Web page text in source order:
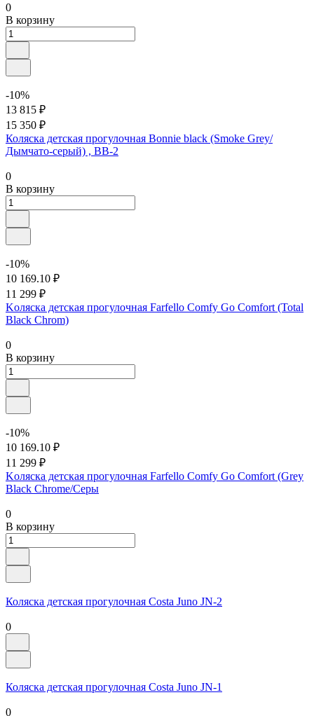
0
В корзину
-10%
13 815 ₽
15 350 ₽
Коляска детская прогулочная Bonnie black (Smoke Grey/
Дымчато-серый) , BB-2
0
В корзину
-10%
10 169.10 ₽
11 299 ₽
Kоляска детская прогулочная Farfello Comfy Go Comfort (Total
Black Chrom)
0
В корзину
-10%
10 169.10 ₽
11 299 ₽
Kоляска детская прогулочная Farfello Comfy Go Comfort (Grey
Black Chrome/Серы
0
В корзину
Коляска детская прогулочная Costa Juno JN-2
0
Коляска детская прогулочная Costa Juno JN-1
0